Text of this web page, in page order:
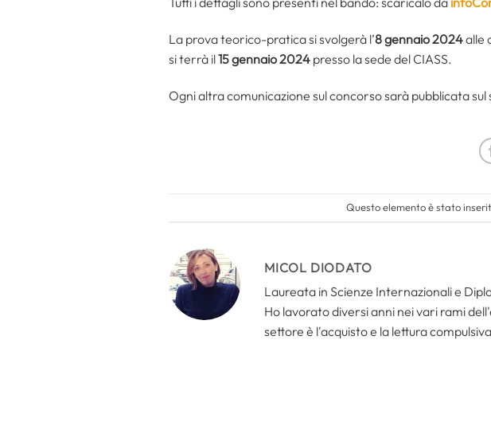
La prova teorico-pratica si svolgerà l’8 gennaio 2024alle
si terrà il15 gennaio 2024 presso la sede del CIASS.
Ogni altra comunicazione sul concorso sarà pubblicata sul
Questo elemento è stato
MICOL DIODATO
Laureata in Scienze Internazionali e
Ho lavorato diversi anni nei vari rami
settore è l'acquisto e la lettura